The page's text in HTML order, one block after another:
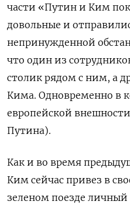
части «Путин и Ким
довольные и
непринужденной
что один из
столик рядом с ним, а
Кима. Одновременно в
европейской
Путина).
Как и во время
Ким сейчас привез в
зеленом поезде личный